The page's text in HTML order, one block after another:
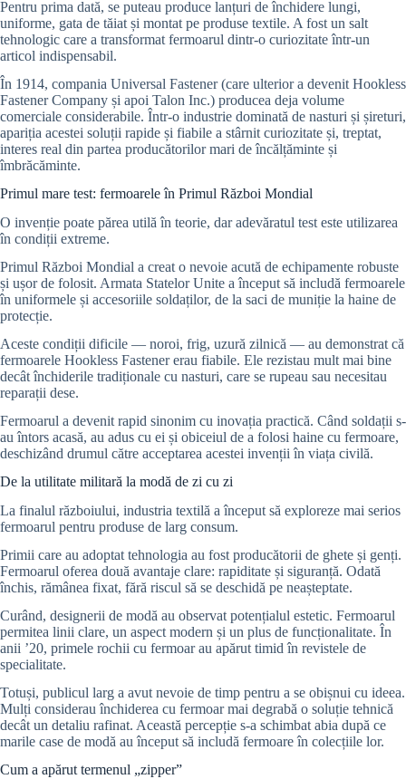
Pentru prima dată, se puteau produce lanțuri de închidere lungi,
uniforme, gata de tăiat și montat pe produse textile. A fost un salt
tehnologic care a transformat fermoarul dintr-o curiozitate într-un
articol indispensabil.
În 1914, compania Universal Fastener (care ulterior a devenit Hookless
Fastener Company și apoi Talon Inc.) producea deja volume
comerciale considerabile. Într-o industrie dominată de nasturi și șireturi,
apariția acestei soluții rapide și fiabile a stârnit curiozitate și, treptat,
interes real din partea producătorilor mari de încălțăminte și
îmbrăcăminte.
Primul mare test: fermoarele în Primul Război Mondial
O invenție poate părea utilă în teorie, dar adevăratul test este utilizarea
în condiții extreme.
Primul Război Mondial a creat o nevoie acută de echipamente robuste
și ușor de folosit. Armata Statelor Unite a început să includă fermoarele
în uniformele și accesoriile soldaților, de la saci de muniție la haine de
protecție.
Aceste condiții dificile — noroi, frig, uzură zilnică — au demonstrat că
fermoarele Hookless Fastener erau fiabile. Ele rezistau mult mai bine
decât închiderile tradiționale cu nasturi, care se rupeau sau necesitau
reparații dese.
Fermoarul a devenit rapid sinonim cu inovația practică. Când soldații s-
au întors acasă, au adus cu ei și obiceiul de a folosi haine cu fermoare,
deschizând drumul către acceptarea acestei invenții în viața civilă.
De la utilitate militară la modă de zi cu zi
La finalul războiului, industria textilă a început să exploreze mai serios
fermoarul pentru produse de larg consum.
Primii care au adoptat tehnologia au fost producătorii de ghete și genți.
Fermoarul oferea două avantaje clare: rapiditate și siguranță. Odată
închis, rămânea fixat, fără riscul să se deschidă pe neașteptate.
Curând, designerii de modă au observat potențialul estetic. Fermoarul
permitea linii clare, un aspect modern și un plus de funcționalitate. În
anii ’20, primele rochii cu fermoar au apărut timid în revistele de
specialitate.
Totuși, publicul larg a avut nevoie de timp pentru a se obișnui cu ideea.
Mulți considerau închiderea cu fermoar mai degrabă o soluție tehnică
decât un detaliu rafinat. Această percepție s-a schimbat abia după ce
marile case de modă au început să includă fermoare în colecțiile lor.
Cum a apărut termenul „zipper”